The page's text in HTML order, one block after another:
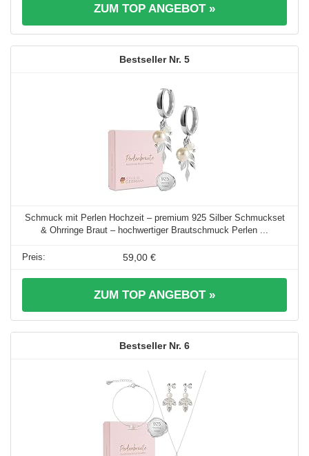
ZUM TOP ANGEBOT »
5
Schmuck mit Perlen Hochzeit – premium 925 Silber Schmuckset
& Ohrringe Braut – hochwertiger Brautschmuck Perlen ...
59,00 €
ZUM TOP ANGEBOT »
6